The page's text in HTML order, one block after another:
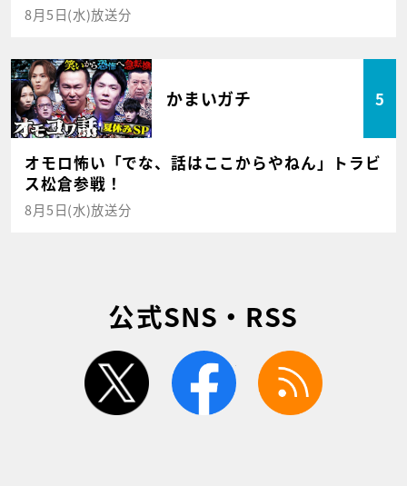
8月5日(水)放送分
かまいガチ 5
オモロ怖い「でな、話はここからやねん」トラビ
ス松倉参戦！
8月5日(水)放送分
公式SNS・RSS
twitter facebook